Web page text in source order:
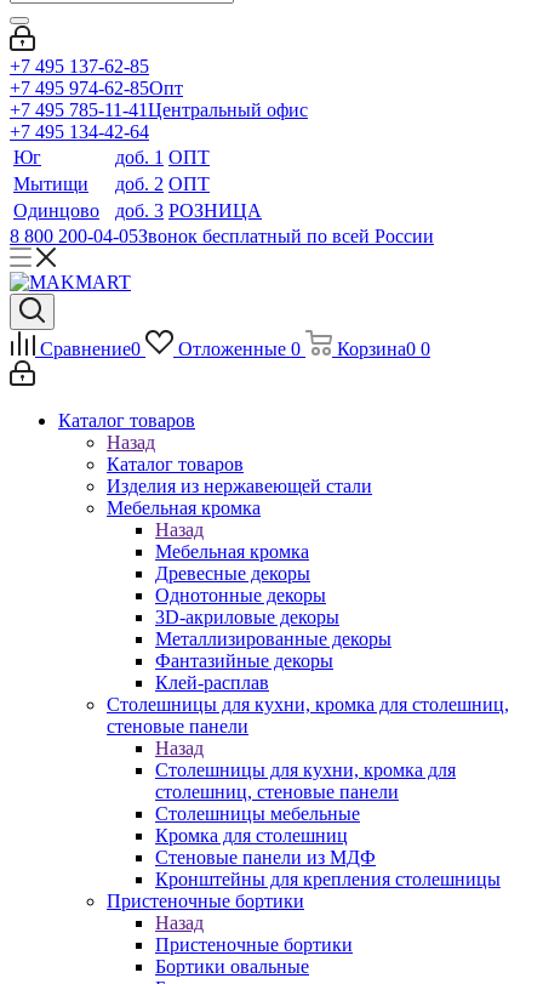
+7 495 137-62-85
+7 495 974-62-85Опт
+7 495 785-11-41Центральный офис
+7 495 134-42-64
Юг
доб. 1 ОПТ
Мытищи
доб. 2 ОПТ
Одинцово
доб. 3 РОЗНИЦА
8 800 200-04-05Звонок бесплатный по всей России
Сравнение0 Отложенные 0 Корзина0 0
Каталог товаров
Назад
Каталог товаров
Изделия из нержавеющей стали
Мебельная кромка
Назад
Мебельная кромка
Древесные декоры
Однотонные декоры
3D-акриловые декоры
Металлизированные декоры
Фантазийные декоры
Клей-расплав
Столешницы для кухни, кромка для столешниц,
стеновые панели
Назад
Столешницы для кухни, кромка для
столешниц, стеновые панели
Столешницы мебельные
Кромка для столешниц
Стеновые панели из МДФ
Кронштейны для крепления столешницы
Пристеночные бортики
Назад
Пристеночные бортики
Бортики овальные